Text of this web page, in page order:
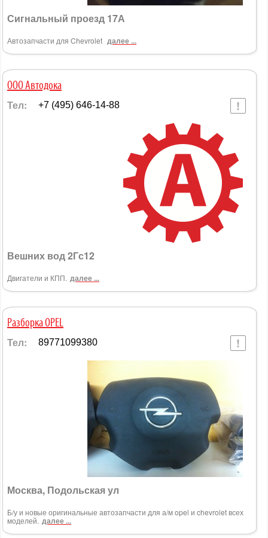
Сигнальный проезд 17А
Автозапчасти для Chevrolet далее ...
ООО Автодока
Тел: +7 (495) 646-14-88
Вешних вод 2Гс12
Двигатели и КПП. далее ...
Разборка OPEL
Тел: 89771099380
Москва, Подольская ул
Б/у и новые оригинальные автозапчасти для а/м opel и chevrolet всех
моделей. далее ...